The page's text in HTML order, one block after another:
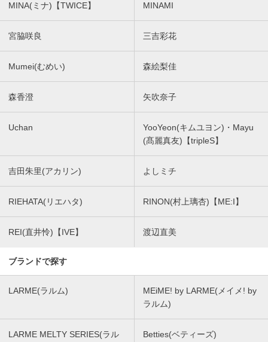
MINA(ミナ)【TWICE】 MINAMI
宮脇咲良 三吉彩花
Mumei(むめい) 森絵梨佳
森香澄 矢吹奈子
Uchan
YooYeon(キムユヨン)・Mayu
(髙麗真友)【tripleS】
吉田朱里(アカリン) よしミチ
RIEHATA(リエハタ) RINON(村上璃杏)【ME:I】
REI(直井怜)【IVE】 渡辺直美
ブランドで探す
LARME(ラルム)
MEiME! by LARME(メイメ! by
ラルム)
LARME MELTY SERIES(ラル
Betties(ベティーズ)